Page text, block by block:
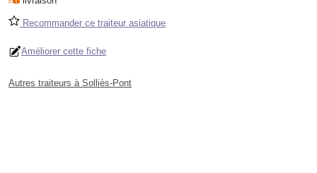
Recommander ce traiteur asiatique
Améliorer cette fiche
Autres traiteurs à Solliès-Pont